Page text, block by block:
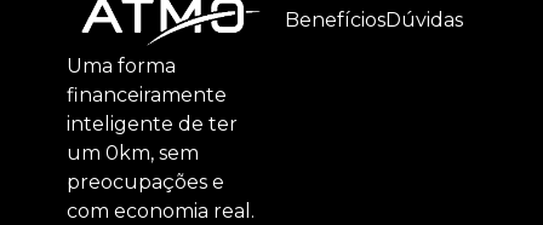
Uma forma
financeiramente
inteligente de ter
um 0km, sem
preocupações e
com economia real.
BenefíciosDúvidas